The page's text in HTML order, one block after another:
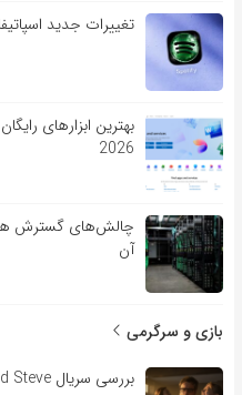
تغییرات جدید
بهترین ابزارهای
2026
چالش‌های گسترش
آن
بازی و سرگرمی
بررسی سریال Alice and Steve در Hulu با بازی نیکولا واکر